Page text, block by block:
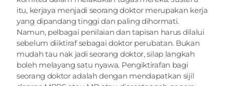
itu, kerjaya menjadi seorang doktor merupakan kerja
yang dipandang tinggi dan paling dihormati.
Namun, pelbagai penilaian dan tapisan harus dilalui
sebelum diiktiraf sebagai doktor perubatan. Bukan
mudah tau nak jadi seorang doktor, silap langkah
boleh melayang satu nyawa. Pengiktirafan bagi